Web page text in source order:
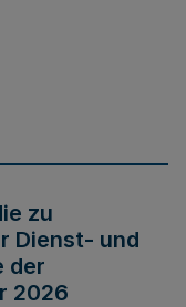
zu
Dienst- und
der
2026